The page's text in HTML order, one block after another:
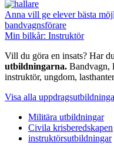
Anna vill ge elever bästa
bandvagnsförare
Min bilkår: Instruktör
Vill du göra en insats? Har
utbildningarna. Bandvagn,
instruktör, ungdom,
Visa alla
Militära utbildningar
Civila krisberedskapen
instruktörsutbildningar